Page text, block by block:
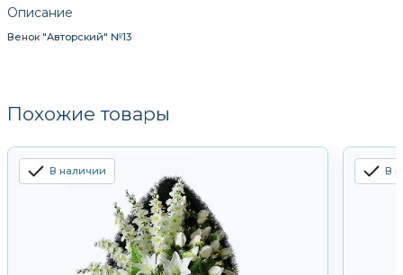
Описание
Венок "Авторский" №13
Похожие товары
В наличии В